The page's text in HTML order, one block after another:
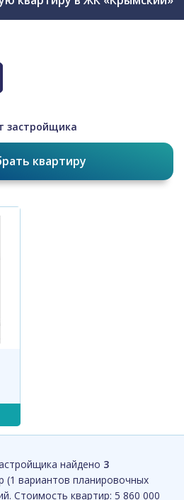
найдено 3
(1 вариантов планировочных
Стоимость квартир: 5 860 000
застройщика
квартиру